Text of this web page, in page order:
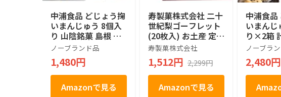
中浦食品 どじょう掬
いまんじゅう 8個入
り 山陰銘菓 島根 鳥
取 お土産 白あん 饅
頭 個包装 和菓子 ギ
フト 手土産 帰省土
産 お取り寄せ
ノーブランド品
1,480円
Amazonで見る
寿製菓株式会社 二十
世紀梨ゴーフレット
(20枚入) お土産 定番
ギフト 鳥取 寿製菓
山陰 島根 お土産 ギ
フト プレゼント 贈
り物 内祝 ゴーフル
寿製菓株式会社
1,512円 2,299円
Amazonで見る
中浦食品
いまんじ
り×2箱
銘菓 島
産 白あん
フト 手土
買い
ノーブラ
2,480円